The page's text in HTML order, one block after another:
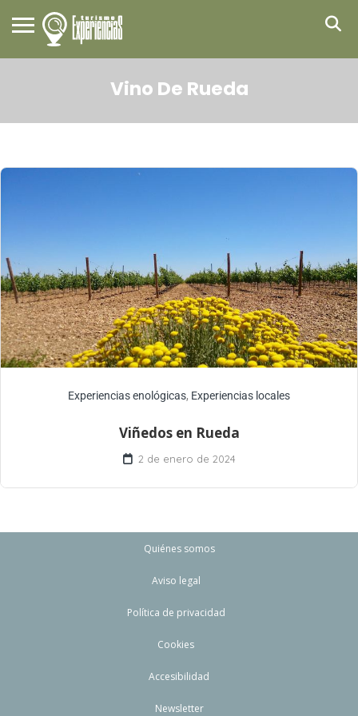
Vino De Rueda
Experiencias enológicas, Experiencias locales
Viñedos en Rueda
2 de enero de 2024
Quiénes somos
Aviso legal
Política de privacidad
Cookies
Accesibilidad
Newsletter